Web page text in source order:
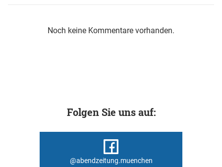
Noch keine Kommentare vorhanden.
Folgen Sie uns auf:
@abendzeitung.muenchen